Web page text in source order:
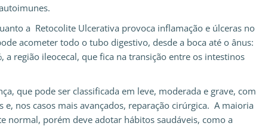
a Retocolite Ulcerativa provoca inflamação e úlceras no
acometer todo o tubo digestivo, desde a boca até o ânus:
região ileocecal, que fica na transição entre os intestinos
que pode ser classificada em leve, moderada e grave, com
nos casos mais avançados, reparação cirúrgica. A maioria
normal, porém deve adotar hábitos saudáveis, como a